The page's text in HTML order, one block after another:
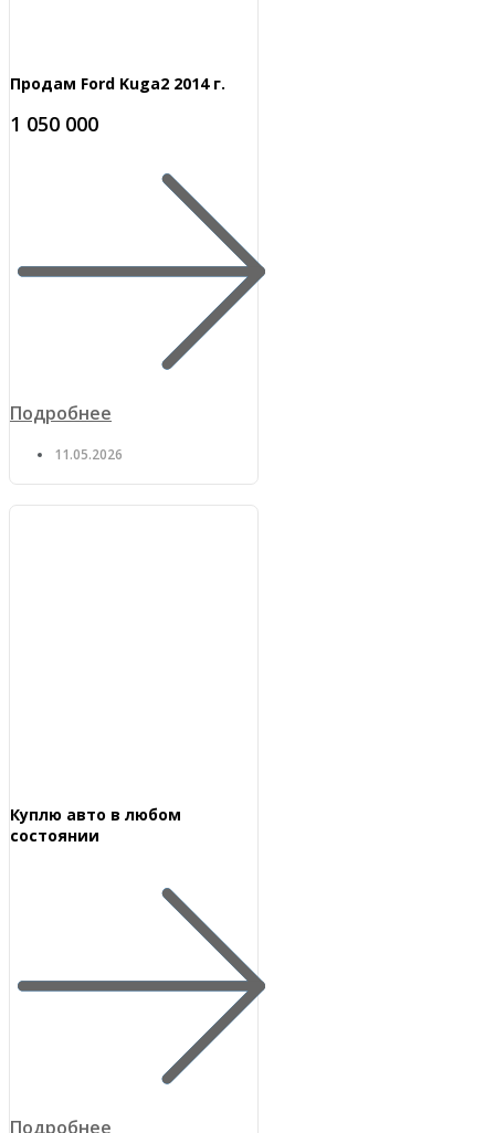
Продам Ford Kuga2 2014 г.
1 050 000
Подробнее
11.05.2026
Куплю авто в любом
состоянии
Подробнее